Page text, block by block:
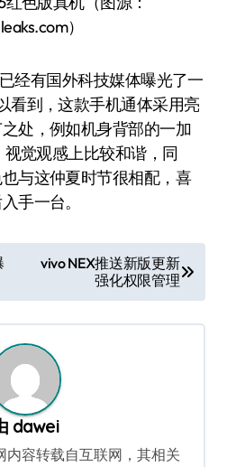
）
经有国外科技媒体曝光了一
看到，这款手机通体采用亮
处，例如机身背部的一加
觉观感上比较和谐，同
与这仲夏时节很相配，喜
手一台。
vivo NEX推送新版更新
强化权限管理
dawei
内容转载自互联网，其相关